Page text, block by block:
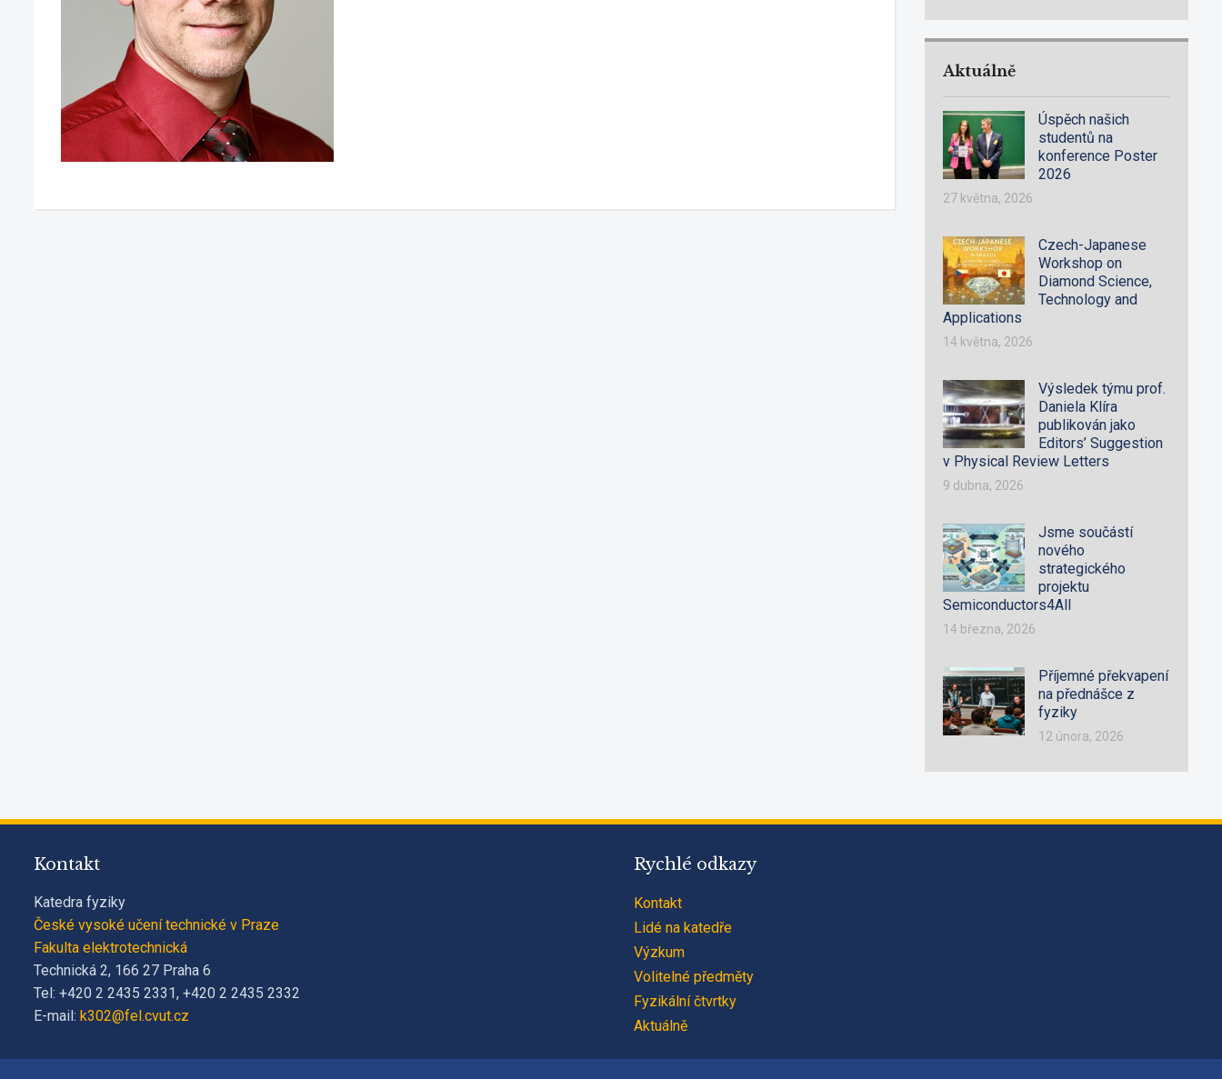
Aktuálně
Úspěch našich
studentů na
konference Poster
2026
27 května, 2026
Czech-Japanese
Workshop on
Diamond Science,
Technology and
Applications
14 května, 2026
Výsledek týmu prof.
Daniela Klíra
publikován jako
Editors’ Suggestion
v Physical Review Letters
9 dubna, 2026
Jsme součástí
nového
strategického
projektu
Semiconductors4All
14 března, 2026
Příjemné překvapení
na přednášce z
fyziky
12 února, 2026
Kontakt
Katedra fyziky
České vysoké učení technické v Praze
Fakulta elektrotechnická
Technická 2, 166 27 Praha 6
Tel: +420 2 2435 2331, +420 2 2435 2332
E-mail: k302@fel.cvut.cz
Rychlé odkazy
Kontakt
Lidé na katedře
Výzkum
Volitelné předměty
Fyzikální čtvrtky
Aktuálně